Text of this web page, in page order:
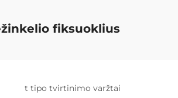
fiksuoklius
t tipo tvirtinimo varžtai